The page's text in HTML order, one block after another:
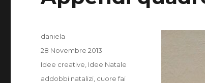
Autore
daniela
Pubblicato
28 Novembre 2013
Categorie
Idee creative Idee Natale
Tag
addobbi natalizi cuore fai